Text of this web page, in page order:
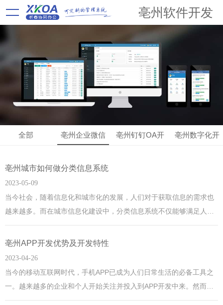
亳州软件开发
全部 亳州企业微信 亳州钉钉OA开 亳州数字化开
亳州城市如何做分类信息系统
2023-05-09
当今社会，随着信息化和城市化的发展，人们对于获取信息的需求也
越来越多。而在城市信息化建设中，分类信息系统不仅能够满足人们
了解城市信息的需求，还能够帮助城市管理部门更好地进行城市规划
和管理。本文将探讨亳州城市如何做亳州分类信息系统。1. 收集数据
亳州APP开发优势及开发特性
2023-04-26
当今的移动互联网时代，手机APP已成为人们日常生活的必备工具之
一。越来越多的企业和个人开始关注并投入到APP开发中来。然而，
市场上存在着大量的通用APP，要想在这个竞争激烈的市场中脱颖而